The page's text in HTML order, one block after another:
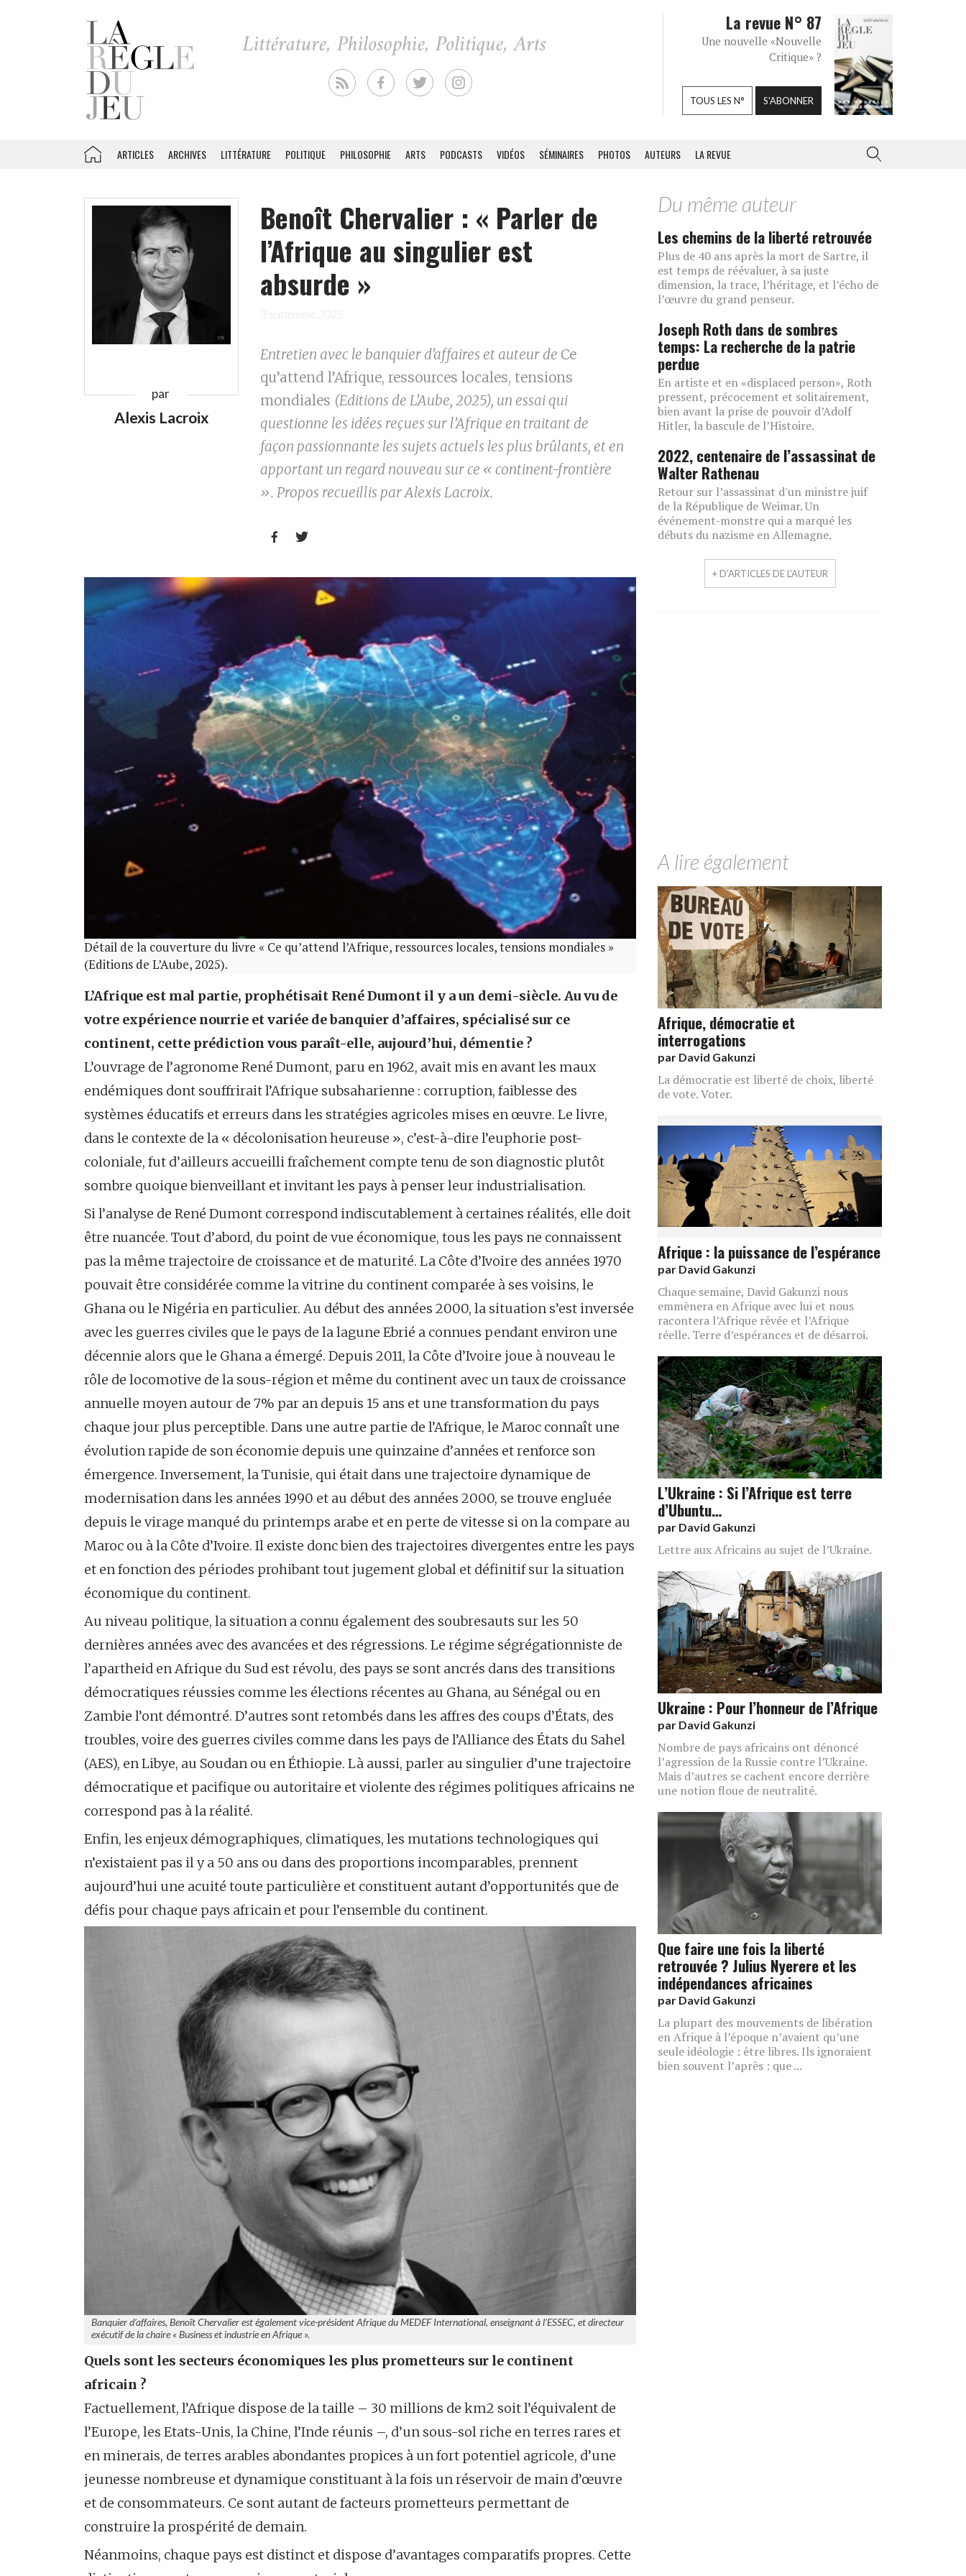
La revue N° 87
Une nouvelle «Nouvelle
Critique» ?
TOUS LES N° S'ABONNER
ARTICLES ARCHIVES LITTÉRATURE POLITIQUE PHILOSOPHIE ARTS PODCASTS VIDÉOS SÉMINAIRES PHOTOS AUTEURS LA REVUE
par
Alexis Lacroix
Benoît Chervalier : « Parler de
l’Afrique au singulier est
absurde »
3 septembre 2025
Entretien avec le banquier d’affaires et auteur de Ce
qu’attend l’Afrique, ressources locales, tensions
mondiales (Editions de L’Aube, 2025), un essai qui
questionne les idées reçues sur l’Afrique en traitant de
façon passionnante les sujets actuels les plus brûlants, et en
apportant un regard nouveau sur ce « continent-frontière
». Propos recueillis par Alexis Lacroix.
 
Détail de la couverture du livre « Ce qu’attend l’Afrique, ressources locales, tensions mondiales »
(Editions de L’Aube, 2025).
L’Afrique est mal partie, prophétisait René Dumont il y a un demi-siècle. Au vu de
votre expérience nourrie et variée de banquier d’affaires, spécialisé sur ce
continent, cette prédiction vous paraît-elle, aujourd’hui, démentie ?
L’ouvrage de l’agronome René Dumont, paru en 1962, avait mis en avant les maux
endémiques dont souffrirait l’Afrique subsaharienne : corruption, faiblesse des
systèmes éducatifs et erreurs dans les stratégies agricoles mises en œuvre. Le livre,
dans le contexte de la « décolonisation heureuse », c’est-à-dire l’euphorie post-
coloniale, fut d’ailleurs accueilli fraîchement compte tenu de son diagnostic plutôt
sombre quoique bienveillant et invitant les pays à penser leur industrialisation.
Si l’analyse de René Dumont correspond indiscutablement à certaines réalités, elle doit
être nuancée. Tout d’abord, du point de vue économique, tous les pays ne connaissent
pas la même trajectoire de croissance et de maturité. La Côte d’Ivoire des années 1970
pouvait être considérée comme la vitrine du continent comparée à ses voisins, le
Ghana ou le Nigéria en particulier. Au début des années 2000, la situation s’est inversée
avec les guerres civiles que le pays de la lagune Ebrié a connues pendant environ une
décennie alors que le Ghana a émergé. Depuis 2011, la Côte d’Ivoire joue à nouveau le
rôle de locomotive de la sous-région et même du continent avec un taux de croissance
annuelle moyen autour de 7% par an depuis 15 ans et une transformation du pays
chaque jour plus perceptible. Dans une autre partie de l’Afrique, le Maroc connaît une
évolution rapide de son économie depuis une quinzaine d’années et renforce son
émergence. Inversement, la Tunisie, qui était dans une trajectoire dynamique de
modernisation dans les années 1990 et au début des années 2000, se trouve engluée
depuis le virage manqué du printemps arabe et en perte de vitesse si on la compare au
Maroc ou à la Côte d’Ivoire. Il existe donc bien des trajectoires divergentes entre les pays
et en fonction des périodes prohibant tout jugement global et définitif sur la situation
économique du continent.
Au niveau politique, la situation a connu également des soubresauts sur les 50
dernières années avec des avancées et des régressions. Le régime ségrégationniste de
l’apartheid en Afrique du Sud est révolu, des pays se sont ancrés dans des transitions
démocratiques réussies comme les élections récentes au Ghana, au Sénégal ou en
Zambie l’ont démontré. D’autres sont retombés dans les affres des coups d’États, des
troubles, voire des guerres civiles comme dans les pays de l’Alliance des États du Sahel
(AES), en Libye, au Soudan ou en Éthiopie. Là aussi, parler au singulier d’une trajectoire
démocratique et pacifique ou autoritaire et violente des régimes politiques africains ne
correspond pas à la réalité.
Enfin, les enjeux démographiques, climatiques, les mutations technologiques qui
n’existaient pas il y a 50 ans ou dans des proportions incomparables, prennent
aujourd’hui une acuité toute particulière et constituent autant d’opportunités que de
défis pour chaque pays africain et pour l’ensemble du continent.
Banquier d’affaires, Benoît Chervalier est également vice-président Afrique du MEDEF International, enseignant à l’ESSEC, et directeur
exécutif de la chaire « Business et industrie en Afrique ».
Quels sont les secteurs économiques les plus prometteurs sur le continent
africain ?
Factuellement, l’Afrique dispose de la taille – 30 millions de km2 soit l’équivalent de
l’Europe, les Etats-Unis, la Chine, l’Inde réunis –, d’un sous-sol riche en terres rares et
en minerais, de terres arables abondantes propices à un fort potentiel agricole, d’une
jeunesse nombreuse et dynamique constituant à la fois un réservoir de main d’œuvre
et de consommateurs. Ce sont autant de facteurs prometteurs permettant de
construire la prospérité de demain.
Néanmoins, chaque pays est distinct et dispose d’avantages comparatifs propres. Cette
Du même auteur
Les chemins de la liberté retrouvée
Plus de 40 ans après la mort de Sartre, il
est temps de réévaluer, à sa juste
dimension, la trace, l’héritage, et l’écho de
l’œuvre du grand penseur.
Joseph Roth dans de sombres
temps: La recherche de la patrie
perdue
En artiste et en «displaced person», Roth
pressent, précocement et solitairement,
bien avant la prise de pouvoir d’Adolf
Hitler, la bascule de l’Histoire.
2022, centenaire de l’assassinat de
Walter Rathenau
Retour sur l’assassinat d'un ministre juif
de la République de Weimar. Un
événement-monstre qui a marqué les
débuts du nazisme en Allemagne.
+ D'ARTICLES DE L'AUTEUR
A lire également
Afrique, démocratie et
interrogations
par David Gakunzi
La démocratie est liberté de choix, liberté
de vote. Voter.
Afrique : la puissance de l’espérance
par David Gakunzi
Chaque semaine, David Gakunzi nous
emmènera en Afrique avec lui et nous
racontera l’Afrique rêvée et l’Afrique
réelle. Terre d’espérances et de désarroi.
L’Ukraine : Si l’Afrique est terre
d’Ubuntu…
par David Gakunzi
Lettre aux Africains au sujet de l’Ukraine.
Ukraine : Pour l’honneur de l’Afrique
par David Gakunzi
Nombre de pays africains ont dénoncé
l’agression de la Russie contre l’Ukraine.
Mais d’autres se cachent encore derrière
une notion floue de neutralité.
Que faire une fois la liberté
retrouvée ? Julius Nyerere et les
indépendances africaines
par David Gakunzi
La plupart des mouvements de libération
en Afrique à l’époque n’avaient qu’une
seule idéologie : être libres. Ils ignoraient
bien souvent l’après : que ...